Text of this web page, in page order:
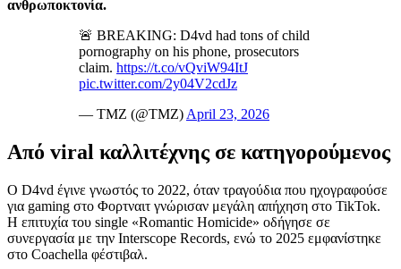
ανθρωποκτονία.
🚨 BREAKING: D4vd had tons of child
pornography on his phone, prosecutors
claim. https://t.co/vQviW94ItJ
pic.twitter.com/2y04V2cdJz
— TMZ (@TMZ) April 23, 2026
Από viral καλλιτέχνης σε κατηγορούμενος
Ο D4vd έγινε γνωστός το 2022, όταν τραγούδια που ηχογραφούσε
για gaming στο Φορτναιτ γνώρισαν μεγάλη απήχηση στο TikTok.
Η επιτυχία του single «Romantic Homicide» οδήγησε σε
συνεργασία με την Interscope Records, ενώ το 2025 εμφανίστηκε
στο Coachella φέστιβαλ.